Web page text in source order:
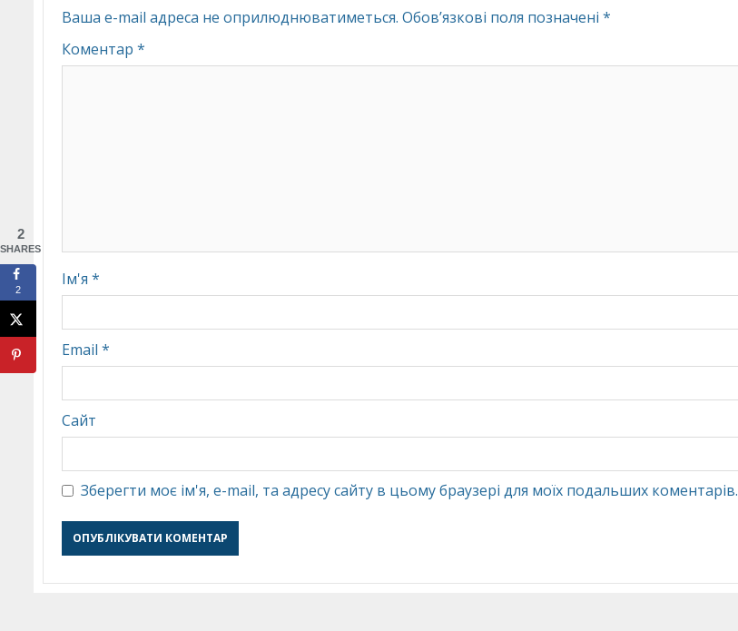
Ваша e-mail адреса не оприлюднюватиметься. Обов’язкові поля позначені *
Коментар *
Ім'я *
Email *
Сайт
Зберегти моє ім'я, e-mail, та адресу сайту в цьому браузері для моїх подальших коментарів.
2
SHARES
2